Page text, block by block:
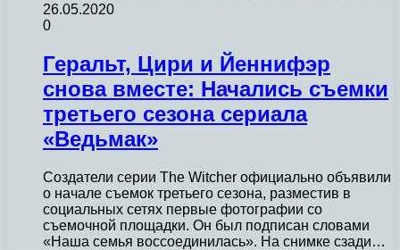
26.05.2020
0
Геральт, Цири и Йеннифэр
снова вместе: Начались съемки
третьего сезона сериала
«Ведьмак»
Создатели серии The Witcher официально объявили
о начале съемок третьего сезона, разместив в
социальных сетях первые фотографии со
съемочной площадки. Он был подписан словами
«Наша семья воссоединилась». На снимке сзади…